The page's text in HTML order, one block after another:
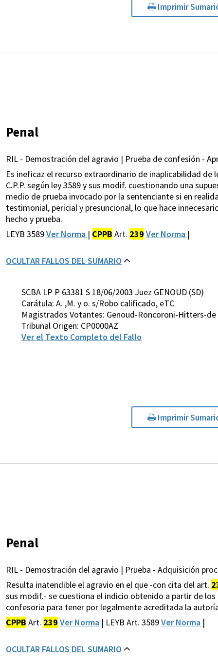
Imprimir
Penal
RIL - Demostración del agravio | Prueba de confesión -
Es ineficaz el recurso extraordinario de inaplicabilidad
C.P.P. según ley 3589 y sus modif. cuestionando una
medio de prueba invocado por la sentenciante si en
testimonial, pericial y presuncional, lo que hace
hecho y prueba.
LEYB 3589Ver Norma | CPPB Art. 239 Ver Norma |
OCULTAR FALLOS DEL SUMARIO
SCBA LP P 63381 S 18/06/2003 Juez GENOUD (SD)
Carátula: A. ,M. y o. s/Robo calificado, eTC
Magistrados Votantes: Genoud-Roncoroni-Hitters-de
Tribunal Origen: CP0000AZ
Ver el Texto Completo del Fallo
Imprimir
Penal
RIL - Demostración del agravio | Prueba - Adquisición
Resulta inatendible el agravio en el que -con cita del art.
sus modif.- se cuestiona el indicio obtenido a partir de
confesoria para tener por legalmente acreditada la
CPPB Art. 239 Ver Norma | LEYB Art. 3589Ver Norma |
OCULTAR FALLOS DEL SUMARIO